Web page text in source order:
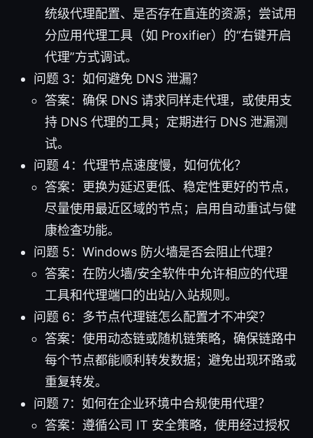
统级代理配置、是否存在直连的资源；尝试用
分应用代理工具（如 Proxifier）的“右键开启
代理”方式调试。
问题 3：如何避免 DNS 泄漏？
答案：确保 DNS 请求同样走代理，或使用支
持 DNS 代理的工具；定期进行 DNS 泄漏测
试。
问题 4：代理节点速度慢，如何优化？
答案：更换为延迟更低、稳定性更好的节点，
尽量使用最近区域的节点；启用自动重试与健
康检查功能。
问题 5：Windows 防火墙是否会阻止代理？
答案：在防火墙/安全软件中允许相应的代理
工具和代理端口的出站/入站规则。
问题 6：多节点代理链怎么配置才不冲突？
答案：使用动态链或随机链策略，确保链路中
每个节点都能顺利转发数据；避免出现环路或
重复转发。
问题 7：如何在企业环境中合规使用代理？
答案：遵循公司 IT 安全策略，使用经过授权